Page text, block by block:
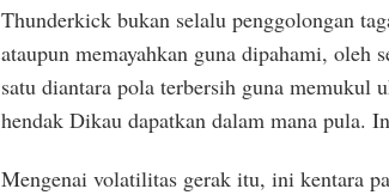
Thunderkick bukan selalu penggolongan
ataupun memayahkan guna dipahami, oleh
satu diantara pola terbersih guna memukul
hendak Dikau dapatkan dalam mana pula.
Mengenai volatilitas gerak itu, ini kentara